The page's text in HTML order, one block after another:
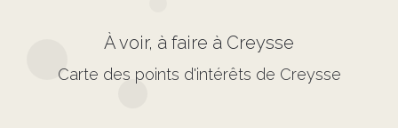
À voir, à faire à Creysse
Carte des points d'intérêts de Creysse